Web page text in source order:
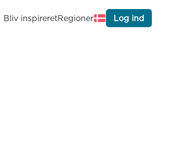
Bliv inspireretRegioner Log ind